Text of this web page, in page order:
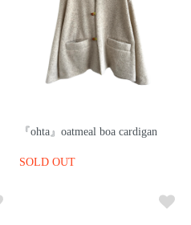
『ohta』oatmeal boa cardigan
SOLD OUT